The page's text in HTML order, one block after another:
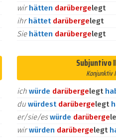
wirhätten darübergelegt
ihrhättet darübergelegt
Sie hätten darübergelegt
Subjuntivo
Konjunktiv
ich würde darübergelegt
du würdest darübergelegt
er/sie/eswürde darüberge
wirwürden darübergelegt